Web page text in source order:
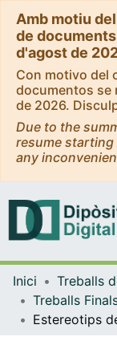
Amb motiu
de
d'agost de
Con motivo del
documentos se
de 2026.
Due to the
resume starting
any
Inici
Treballs